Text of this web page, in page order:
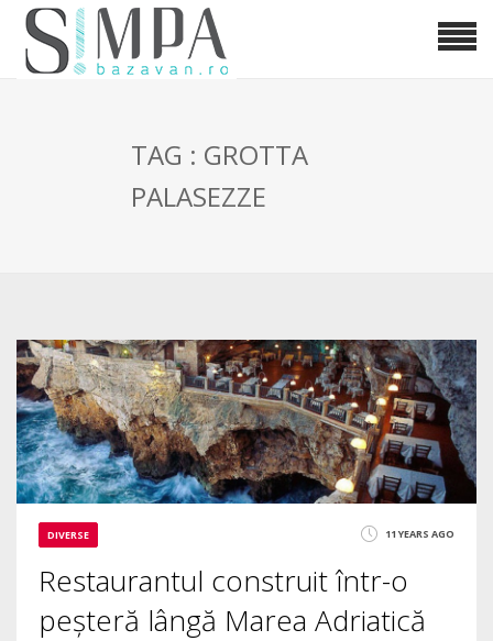
TAG : GROTTA
PALASEZZE
DIVERSE 11 YEARS AGO
Restaurantul construit într-o
peșteră lângă Marea Adriatică